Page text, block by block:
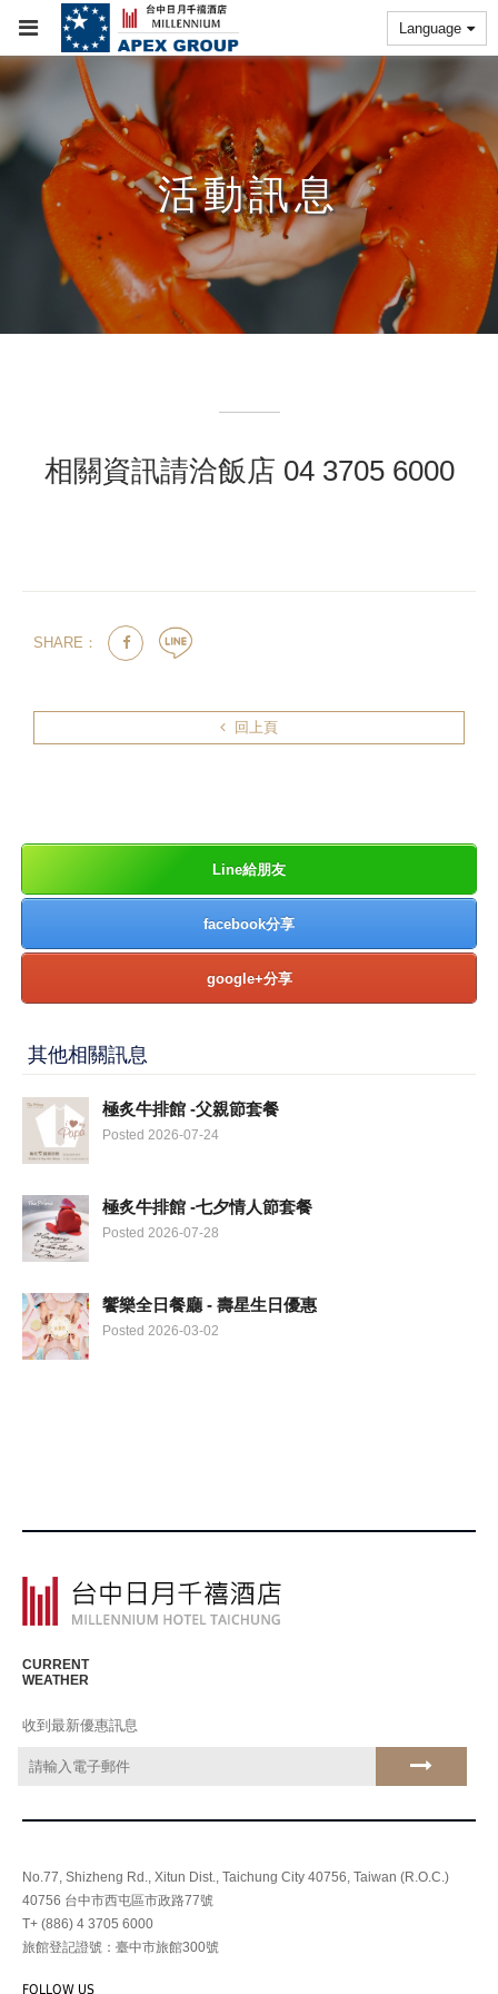
Language
活動訊息
相關資訊請洽飯店 04 3705 6000
SHARE：
回上頁
Line給朋友
facebook分享
google+分享
其他相關訊息
極炙牛排館 -父親節套餐
Posted 2026-07-24
極炙牛排館 -七夕情人節套餐
Posted 2026-07-28
饗樂全日餐廳 - 壽星生日優惠
Posted 2026-03-02
CURRENT
WEATHER
收到最新優惠訊息
No.77, Shizheng Rd., Xitun Dist., Taichung City 40756, Taiwan (R.O.C.)
40756 台中市西屯區市政路77號
T+ (886) 4 3705 6000
旅館登記證號：臺中市旅館300號
FOLLOW US